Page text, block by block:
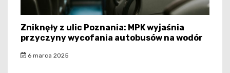
Zniknęły z ulic Poznania: MPK wyjaśnia
przyczyny wycofania autobusów na wodór
6 marca 2025